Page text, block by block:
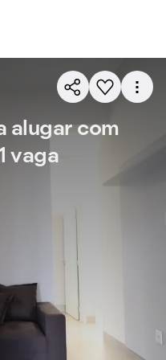
alugar com
vaga